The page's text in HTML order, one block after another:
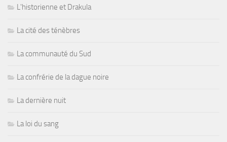
L'historienne et Drakula
La cité des ténèbres
La communauté du Sud
La confrérie de la dague noire
La dernière nuit
La loi du sang